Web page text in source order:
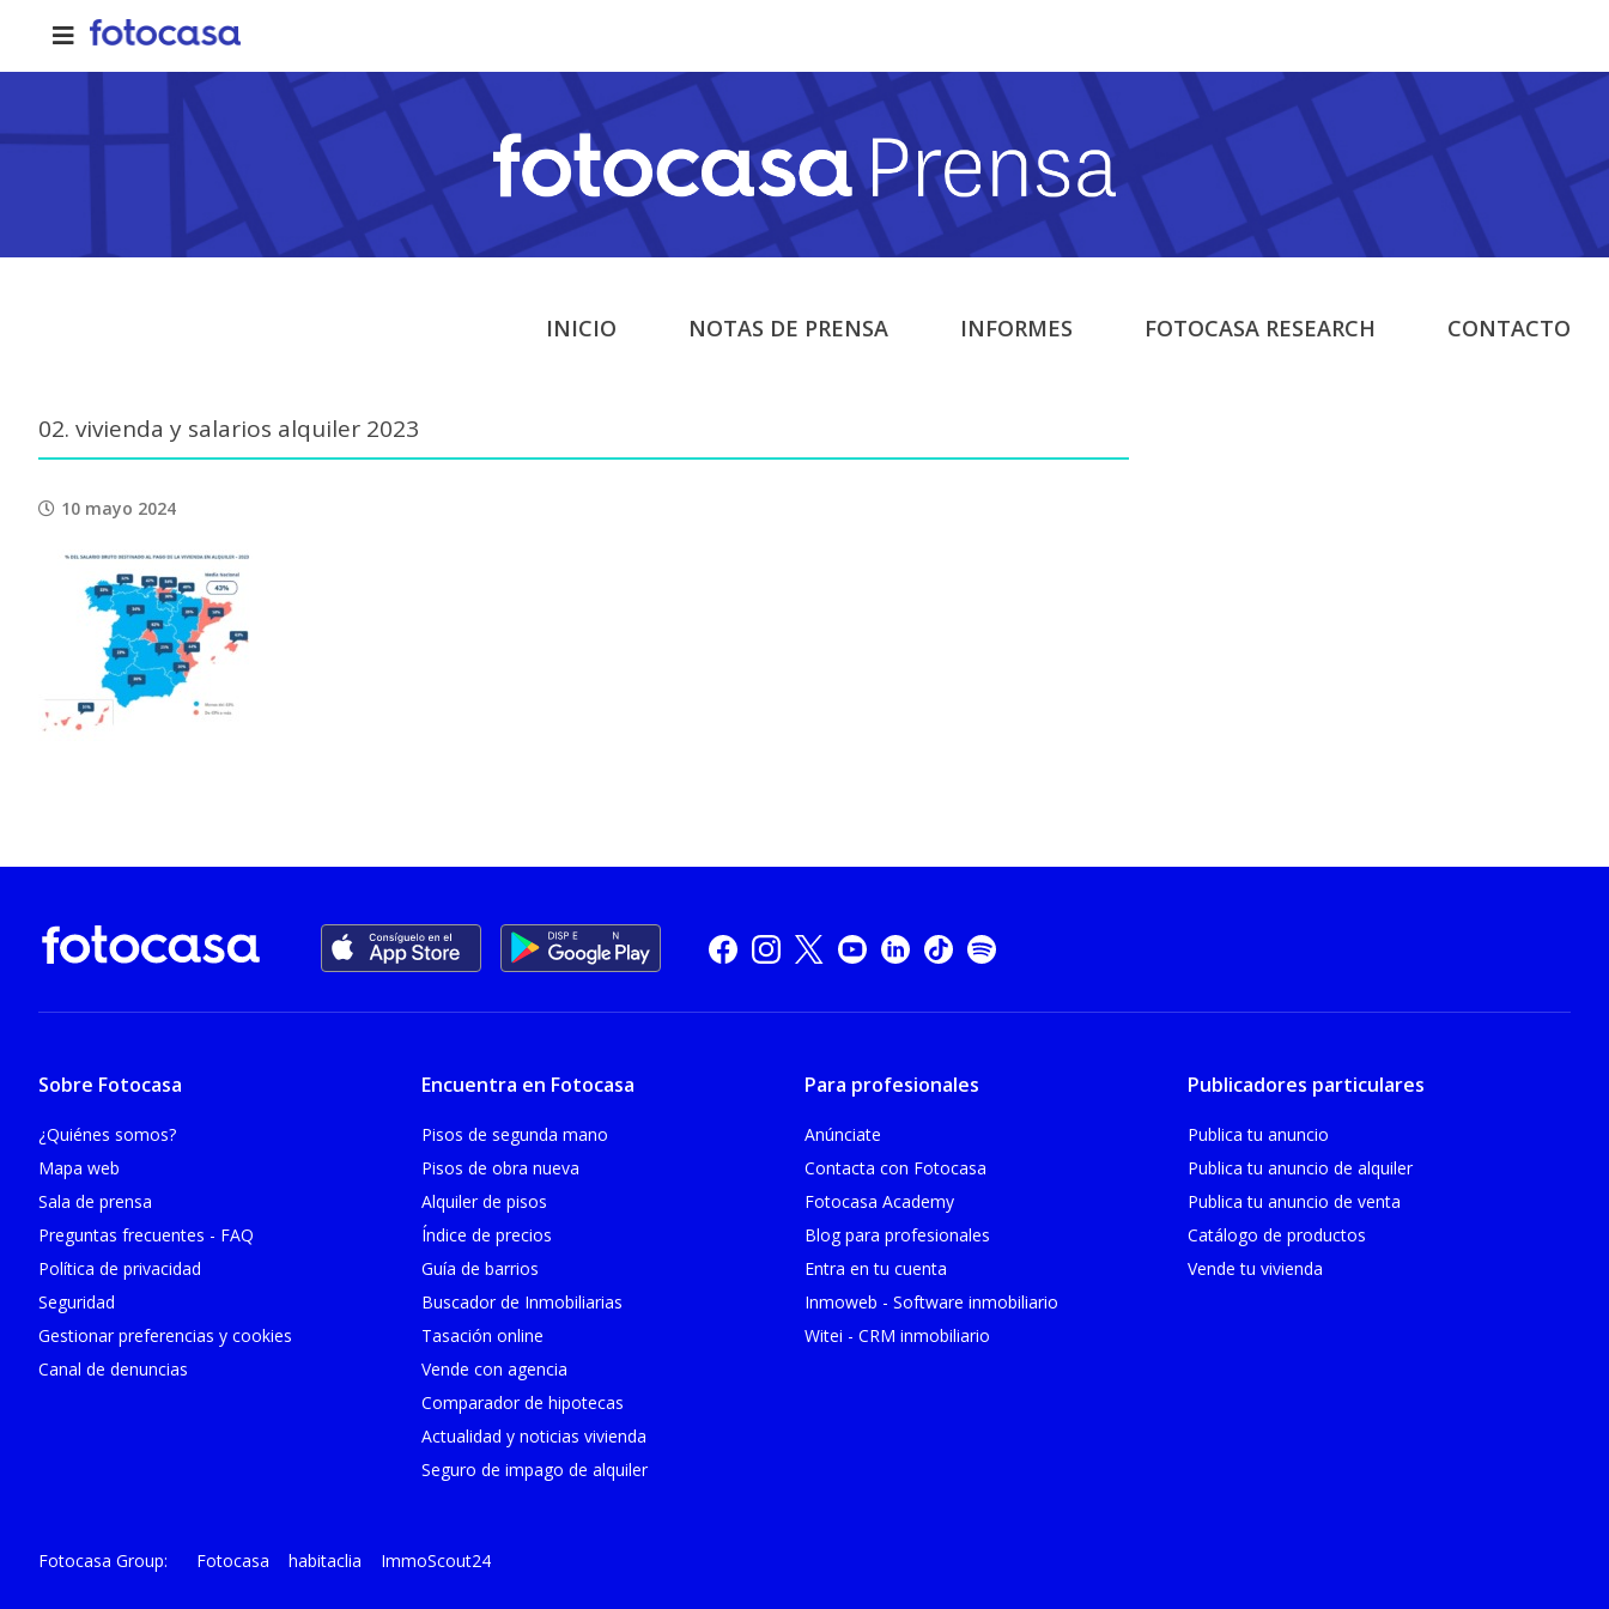
content
INICIO NOTAS DE PRENSA INFORMES FOTOCASA RESEARCH CONTACTO
02. vivienda y salarios alquiler 2023
10 mayo 2024
Sobre Fotocasa
¿Quiénes somos?
Mapa web
Sala de prensa
Preguntas frecuentes - FAQ
Política de privacidad
Seguridad
Gestionar preferencias y cookies
Canal de denuncias
Encuentra en Fotocasa
Pisos de segunda mano
Pisos de obra nueva
Alquiler de pisos
Índice de precios
Guía de barrios
Buscador de Inmobiliarias
Tasación online
Vende con agencia
Comparador de hipotecas
Actualidad y noticias vivienda
Seguro de impago de alquiler
Para profesionales
Anúnciate
Contacta con Fotocasa
Fotocasa Academy
Blog para profesionales
Entra en tu cuenta
Inmoweb - Software inmobiliario
Witei - CRM inmobiliario
Publicadores particulares
Publica tu anuncio
Publica tu anuncio de alquiler
Publica tu anuncio de venta
Catálogo de productos
Vende tu vivienda
Fotocasa Group Fotocasa habitaclia ImmoScout24